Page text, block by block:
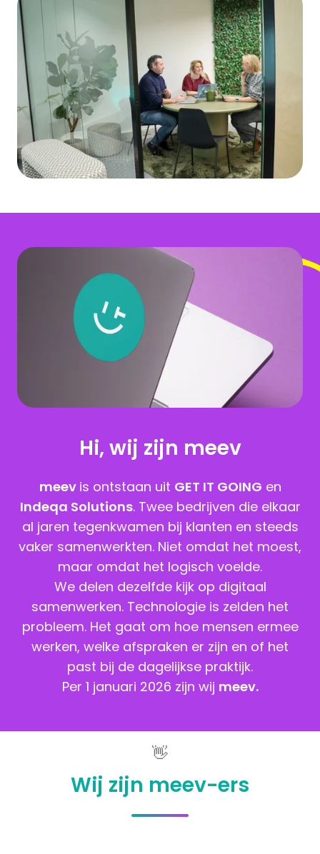
Hi, wij zijn meev
meev is ontstaan uit GET IT GOING en
Indeqa Solutions. Twee bedrijven die elkaar
al jaren tegenkwamen bij klanten en steeds
vaker samenwerkten. Niet omdat het moest,
maar omdat het logisch voelde.
We delen dezelfde kijk op digitaal
samenwerken. Technologie is zelden het
probleem. Het gaat om hoe mensen ermee
werken, welke afspraken er zijn en of het
past bij de dagelijkse praktijk.
Per 1 januari 2026 zijn wij meev.
👋
Wij zijn meev-ers